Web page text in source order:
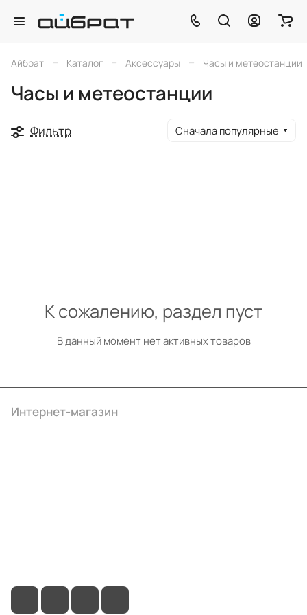
Айбрат – Каталог – Аксессуары – Часы и метеостанции
Часы и метеостанции
Фильтр Сначала популярные
К сожалению, раздел пуст
В данный момент нет активных товаров
Интернет-магазин